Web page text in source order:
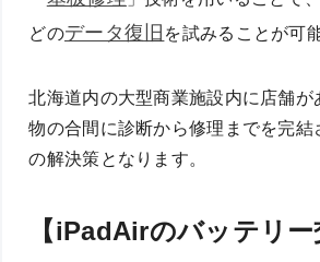
どのデータ復旧 を試みることが可
北海道内の大型商業施設内に店舗が
物の合間に診断から修理までを完結
の解決策となります。
【iPadAirのバッテリ